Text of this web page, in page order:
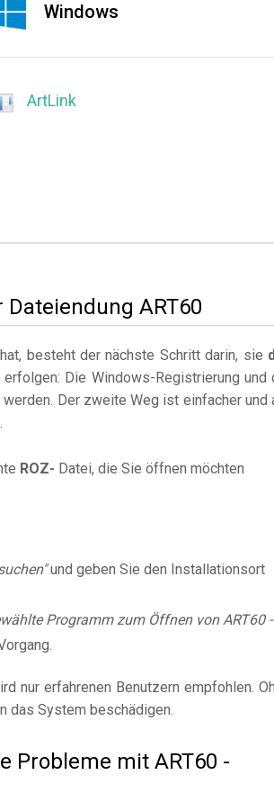
Windows
ArtLink
ART60
besteht der nächste Schritt darin, sie
Die Windows-Registrierung und
Der zweite Weg ist einfacher und
ROZ- Datei, die Sie öffnen möchten
und geben Sie den Installationsort
Programm zum Öffnen von ART60 -
nur erfahrenen Benutzern empfohlen.
das System beschädigen.
Probleme mit ART60 -